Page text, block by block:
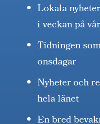
Lokala
i veckan på
Tidningen
onsdagar
Nyheter och
hela länet
En bred